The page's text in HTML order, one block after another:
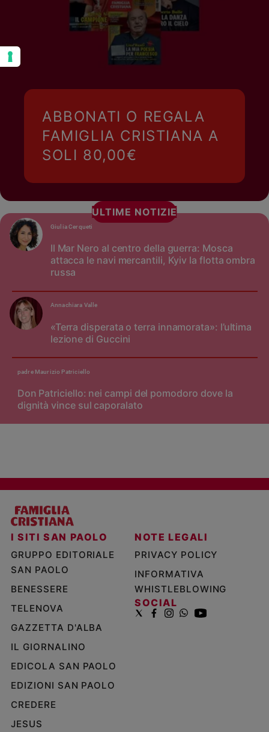
ABBONATI O REGALA
FAMIGLIA CRISTIANA A
SOLI 80,00€
ULTIME NOTIZIE
Il Mar Nero al centro della guerra: Mosca
attacca le navi mercantili, Kyiv la flotta ombra
russa
Giulia Cerqueti
«Terra disperata o terra innamorata»: l’ultima
lezione di Guccini
Annachiara Valle
Don Patriciello: nei campi del pomodoro dove la
dignità vince sul caporalato
padre Maurizio Patriciello
I SITI SAN PAOLO
GRUPPO EDITORIALE
SAN PAOLO
BENESSERE
TELENOVA
GAZZETTA D'ALBA
IL GIORNALINO
EDICOLA SAN PAOLO
EDIZIONI SAN PAOLO
CREDERE
JESUS
NOTE LEGALI
PRIVACY POLICY
INFORMATIVA
WHISTLEBLOWING
SOCIAL